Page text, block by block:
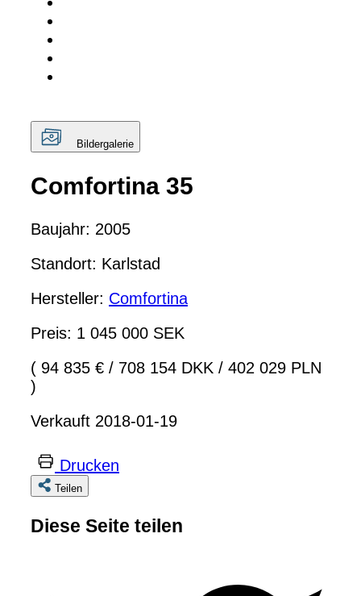
Bildergalerie
Comfortina 35
Baujahr: 2005
Standort: Karlstad
Hersteller: Comfortina
Preis: 1 045 000 SEK
( 94 835 € / 708 154 DKK / 402 029 PLN
)
Verkauft 2018-01-19
Drucken
Teilen
Diese Seite teilen